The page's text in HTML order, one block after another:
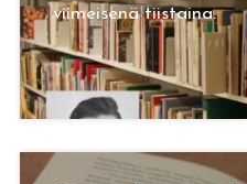
viimeisenä tiistaina.